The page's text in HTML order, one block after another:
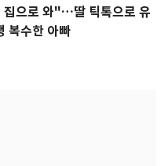
집으로 와"…딸 틱톡으로 유
복수한 아빠